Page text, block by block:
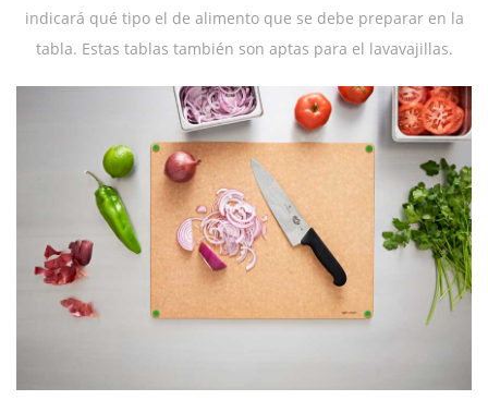
indicará qué tipo el de alimento que se debe preparar en la
tabla. Estas tablas también son aptas para el lavavajillas.